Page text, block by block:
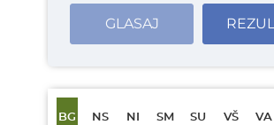
GLASAJ
BG NS NI SM SU VŠ VA